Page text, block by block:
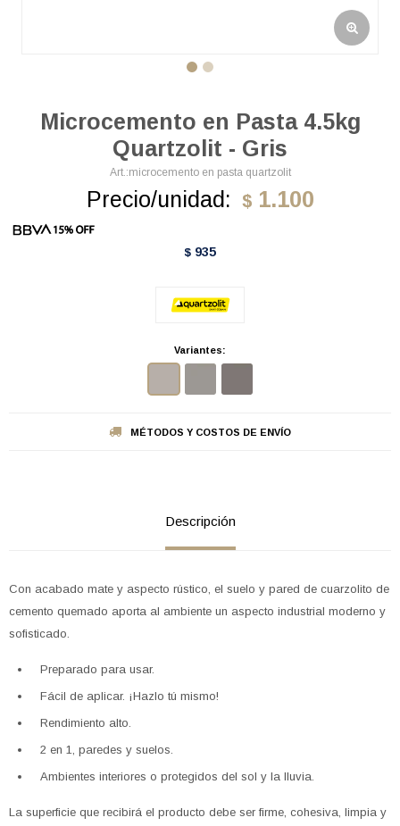
Microcemento en Pasta 4.5kg
Quartzolit - Gris
microcemento en pasta quartzolit
Precio/unidad: $ 1.100
$ 935
Variantes:
MÉTODOS Y COSTOS DE ENVÍO
Descripción
Con acabado mate y aspecto rústico, el suelo y pared de cuarzolito de
cemento quemado aporta al ambiente un aspecto industrial moderno y
sofisticado.
Preparado para usar.
Fácil de aplicar. ¡Hazlo tú mismo!
Rendimiento alto.
2 en 1, paredes y suelos.
Ambientes interiores o protegidos del sol y la lluvia.
La superficie que recibirá el producto debe ser firme, cohesiva, limpia y